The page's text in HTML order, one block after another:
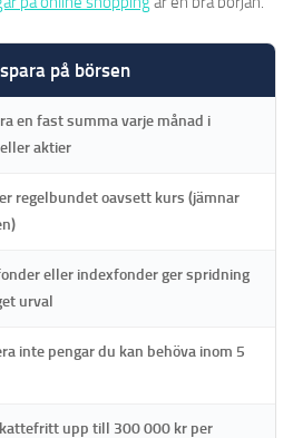
på börsen
en fast summa varje månad i
aktier
regelbundet oavsett kurs (jämnar
eller indexfonder ger spridning
urval
inte pengar du kan behöva inom 5
upp till 300 000 kr per